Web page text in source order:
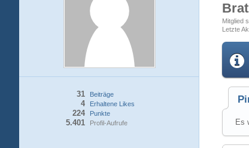
Beiträge
31
Erhaltene Likes
4
Punkte
224
Profil-Aufrufe
5.401
Mitglied
Letzte
Es